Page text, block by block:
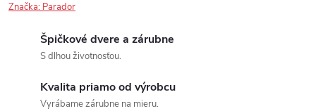
Značka: Parador
Špičkové dvere a zárubne
S dlhou životnosťou.
Kvalita priamo od výrobcu
Vyrábame zárubne na mieru.